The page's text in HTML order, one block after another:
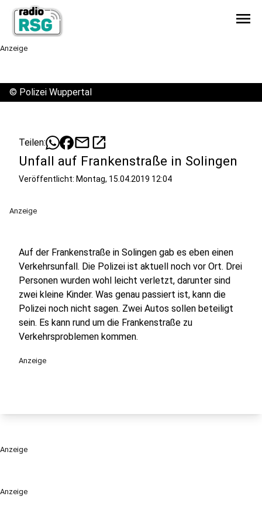
menu
Anzeige
Anzeige
© Polizei Wuppertal
Teilen: mailopen_in_new
Unfall auf Frankenstraße in Solingen
Veröffentlicht: Montag, 15.04.2019 12:04
Anzeige
Auf der Frankenstraße in Solingen gab es eben einen
Verkehrsunfall. Die Polizei ist aktuell noch vor Ort. Drei
Personen wurden wohl leicht verletzt, darunter sind
zwei kleine Kinder. Was genau passiert ist, kann die
Polizei noch nicht sagen. Zwei Autos sollen beteiligt
sein. Es kann rund um die Frankenstraße zu
Verkehrsproblemen kommen.
Anzeige
Anzeige